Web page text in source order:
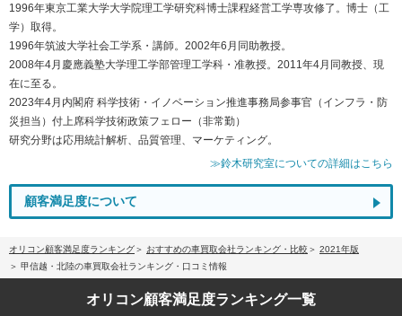
1996年東京工業大学大学院理工学研究科博士課程経営工学専攻修了。博士（工
学）取得。
1996年筑波大学社会工学系・講師。2002年6月同助教授。
2008年4月慶應義塾大学理工学部管理工学科・准教授。2011年4月同教授、現
在に至る。
2023年4月内閣府 科学技術・イノベーション推進事務局参事官（インフラ・防
災担当）付上席科学技術政策フェロー（非常勤）
研究分野は応用統計解析、品質管理、マーケティング。
≫鈴木研究室についての詳細はこちら
顧客満足度について
オリコン顧客満足度ランキング おすすめの車買取会社ランキング・比較
2021年版
甲信越・北陸の車買取会社ランキング・口コミ情報
オリコン顧客満足度ランキング一覧